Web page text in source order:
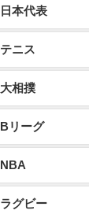
日本代表
テニス
大相撲
Bリーグ
NBA
ラグビー